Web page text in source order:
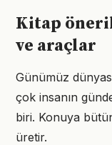
Kitap
ve araçlar
Günümüz
çok insanın
biri. Konuya
üretir.